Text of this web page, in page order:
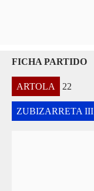
FICHA PARTIDO
ARTOLA 22
ZUBIZARRETA III